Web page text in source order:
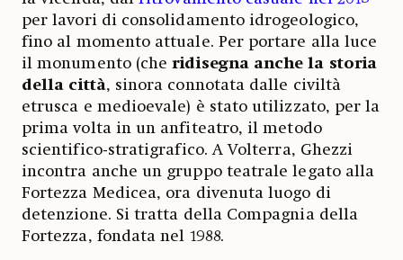
per lavori di consolidamento idrogeologico,
fino al momento attuale. Per portare alla luce
il monumento (cheridisegna anche la storia
della città, sinora connotata dalle civiltà
etrusca e medioevale) è stato utilizzato, per la
prima volta in un anfiteatro, il metodo
scientifico-stratigrafico. A Volterra, Ghezzi
incontra anche un gruppo teatrale legato alla
Fortezza Medicea, ora divenuta luogo di
detenzione. Si tratta della Compagnia della
Fortezza, fondata nel 1988.